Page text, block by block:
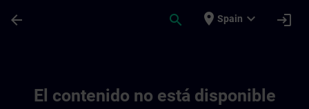
arrow_back search place Spain expand_more login
El contenido no está disponible